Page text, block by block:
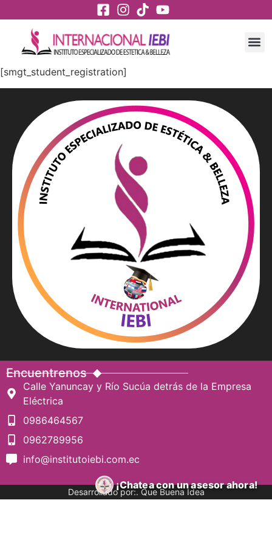
[smgt_student_registration]
Encuentrenos
Calle Yanuncay y Río Sucúa detrás de la Empresa
Eléctrica
0986464567
0962789956
info@institutoiebi.com.ec
Desarrollado por:. Que Buena Idea
¡Chatea con un asesor ahora!